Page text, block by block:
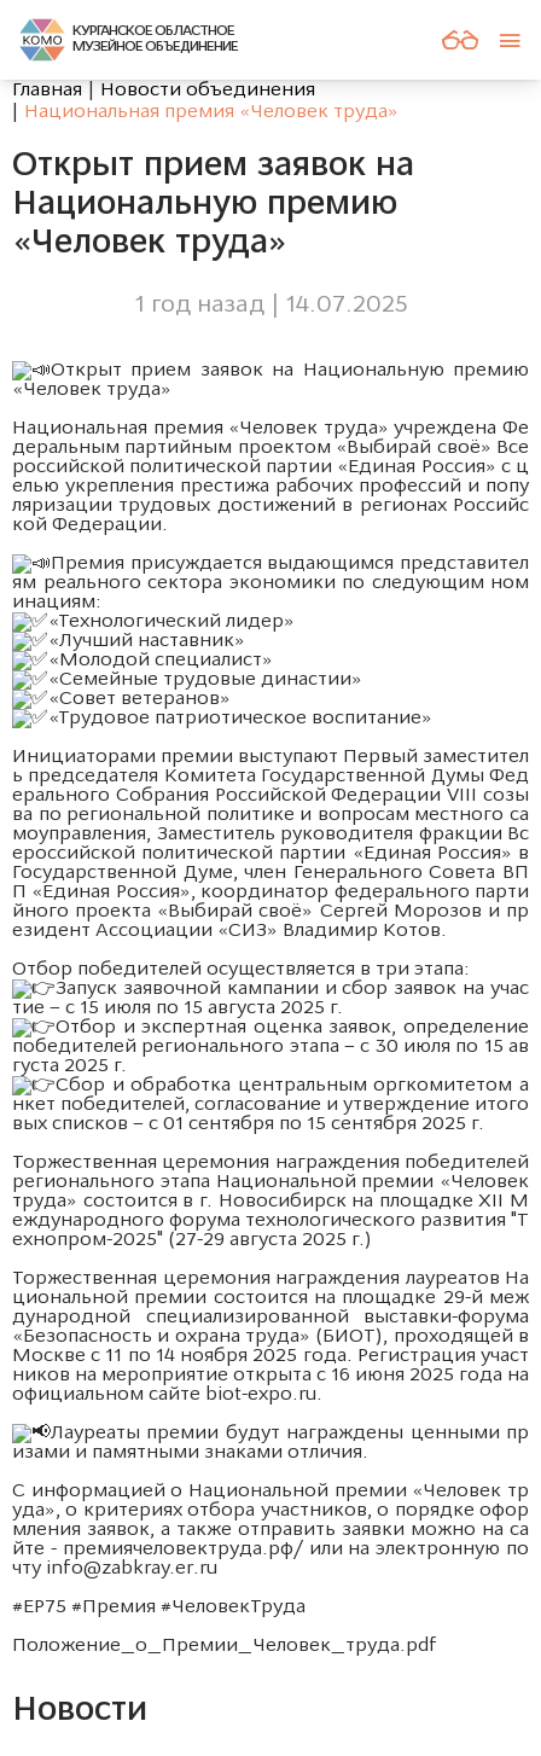
КУРГАНСКОЕ ОБЛАСТНОЕ
МУЗЕЙНОЕ ОБЪЕДИНЕНИЕ
Главная
Новости объединения
Национальная премия «Человек труда»
Открыт прием заявок на
Национальную премию
«Человек труда»
1 год назад | 14.07.2025
Открыт прием заявок на Национальную премию
«Человек труда»
Национальная премия «Человек труда» учреждена Фе
деральным партийным проектом «Выбирай своё» Все
российской политической партии «Единая Россия» с ц
елью укрепления престижа рабочих профессий и попу
ляризации трудовых достижений в регионах Российс
кой Федерации.
Премия присуждается выдающимся представител
ям реального сектора экономики по следующим ном
инациям:
«Технологический лидер»
«Лучший наставник»
«Молодой специалист»
«Семейные трудовые династии»
«Совет ветеранов»
«Трудовое патриотическое воспитание»
Инициаторами премии выступают Первый заместител
ь председателя Комитета Государственной Думы Фед
ерального Собрания Российской Федерации VIII созы
ва по региональной политике и вопросам местного са
моуправления, Заместитель руководителя фракции Вс
ероссийской политической партии «Единая Россия» в
Государственной Думе, член Генерального Совета ВП
П «Единая Россия», координатор федерального парти
йного проекта «Выбирай своё» Сергей Морозов и пр
езидент Ассоциации «СИЗ» Владимир Котов.
Отбор победителей осуществляется в три этапа:
Запуск заявочной кампании и сбор заявок на учас
тие – с 15 июля по 15 августа 2025 г.
Отбор и экспертная оценка заявок, определение
победителей регионального этапа – с 30 июля по 15 ав
густа 2025 г.
Сбор и обработка центральным оргкомитетом а
нкет победителей, согласование и утверждение итого
вых списков – с 01 сентября по 15 сентября 2025 г.
Торжественная церемония награждения победителей
регионального этапа Национальной премии «Человек
труда» состоится в г. Новосибирск на площадке XII М
еждународного форума технологического развития "Т
ехнопром-2025" (27-29 августа 2025 г.)
Торжественная церемония награждения лауреатов На
циональной премии состоится на площадке 29-й меж
дународной специализированной выставки-форума
«Безопасность и охрана труда» (БИОТ), проходящей в
Москве с 11 по 14 ноября 2025 года. Регистрация участ
ников на мероприятие открыта с 16 июня 2025 года на
официальном сайте biot-expo.ru.
Лауреаты премии будут награждены ценными пр
изами и памятными знаками отличия.
С информацией о Национальной премии «Человек тр
уда», о критериях отбора участников, о порядке офор
мления заявок, а также отправить заявки можно на са
йте - премиячеловектруда.рф/ или на электронную по
чту info@zabkray.er.ru
#ЕР75 #Премия #ЧеловекТруда
Положение_о_Премии_Человек_труда.pdf
Новости